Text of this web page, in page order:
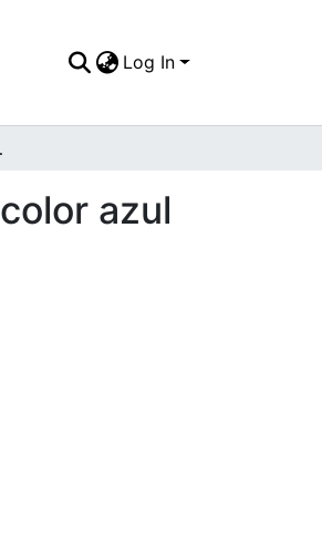
Log In
celeste
azul